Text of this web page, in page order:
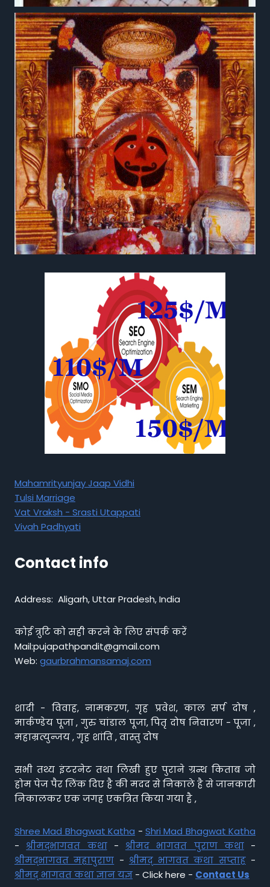
Mahamrityunjay Jaap Vidhi
Tulsi Marriage
Vat Vraksh - Srasti Utappati
Vivah Padhyati
Contact info
Address: Aligarh, Uttar Pradesh, India
कोई त्रुटि को सही करने के लिए संपर्क करें
Mail:pujapathpandit@gmail.com
Web: gaurbrahmansamaj.com
शादी - विवाह, नामकरण, गृह प्रवेश, काल सर्प दोष ,
मार्कण्डेय पूजा , गुरु चांडाल पूजा, पितृ दोष निवारण - पूजा ,
महाम्रत्युन्जय , गृह शांति , वास्तु दोष
सभी तथ्य इंटरनेट तथा लिखी हुए पुराने ग्रन्थ किताब जो
होम पेज पैर लिंक दिए है की मदद से निकाले है से जानकारी
निकालकर एक जगह एकत्रित किया गया है ,
Shree Mad Bhagwat Katha - Shri Mad Bhagwat Katha
- श्रीमद्भागवत कथा- श्रीमद भागवत पुराण कथा-
श्रीमद्भागवत महापुराण - श्रीमद् भागवत कथा सप्ताह-
श्रीमद् भागवत कथा ज्ञान यज्ञ - Click here - Contact Us